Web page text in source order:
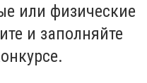
или физические
и заполняйте